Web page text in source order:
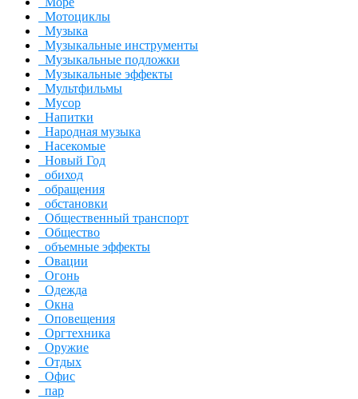
Мотоциклы
Музыка
Музыкальные инструменты
Музыкальные подложки
Музыкальные эффекты
Мультфильмы
Мусор
Напитки
Народная музыка
Насекомые
Новый Год
обиход
обращения
обстановки
Общественный транспорт
Общество
объемные эффекты
Овации
Огонь
Одежда
Окна
Оповещения
Оргтехника
Оружие
Отдых
Офис
пар